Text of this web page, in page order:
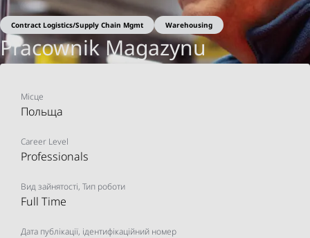
Contract Logistics/Supply Chain Mgmt Warehousing
Pracownik Magazynu
Logistycznego (M/K/N)
Застосувати зараз
Місце
Польща
Career Level
Professionals
Вид зайнятості, Тип роботи
Full Time
Дата публікації, ідентифікаційний номер